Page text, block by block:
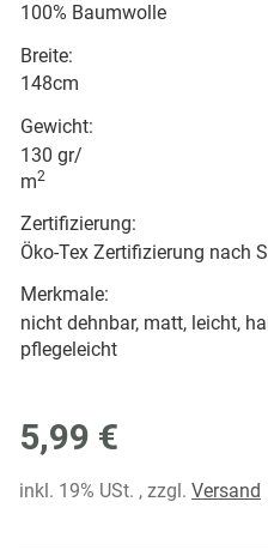
100% Baumwolle
Breite:
148cm
Gewicht:
130 gr/
m2
Zertifizierung:
Öko-Tex Zertifizierung nach
Merkmale:
nicht dehnbar, matt, leicht,
pflegeleicht
5,99 €
inkl. 19% USt. , zzgl. Versand